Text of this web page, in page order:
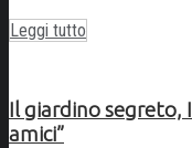
Leggi tutto
Il giardino segreto,
amici”